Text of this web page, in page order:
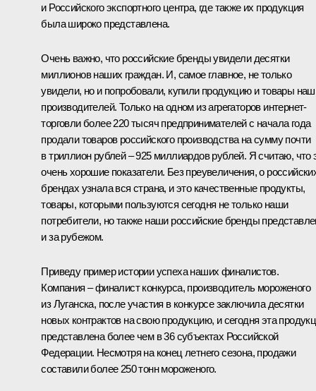
и Российского экспортного центра, где также их продукция
была широко представлена.
Очень важно, что российские бренды увидели десятки
миллионов наших граждан. И, самое главное, не только
увидели, но и попробовали, купили продукцию и товары
производителей. Только на одном из агрегаторов интернет-
торговли более 220 тысяч предпринимателей с начала года
продали товаров российского производства на сумму почти
в триллион рублей – 925 миллиардов рублей. Я считаю, что
очень хорошие показатели. Без преувеличения, о
брендах узнала вся страна, и это качественные продукты,
товары, которыми пользуются сегодня не только наши
потребители, но также наши российские бренды
и за рубежом.
Приведу пример истории успеха наших финалистов.
Компания – финалист конкурса, производитель мороженого
из Луганска, после участия в конкурсе заключила десятки
новых контрактов на свою продукцию, и сегодня эта
представлена более чем в 36 субъектах Российской
Федерации. Несмотря на конец летнего сезона, продажи
составили более 250 тонн мороженого.